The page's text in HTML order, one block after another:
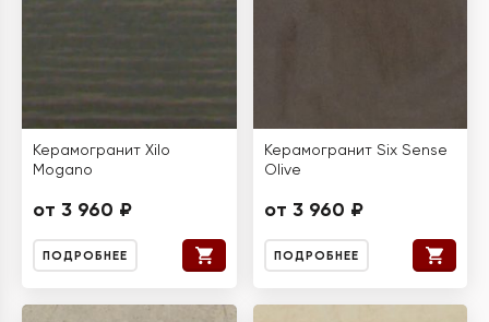
Керамогранит Xilo
Mogano
от 3 960 ₽
ПОДРОБНЕЕ
Керамогранит Six Sense
Olive
от 3 960 ₽
ПОДРОБНЕЕ